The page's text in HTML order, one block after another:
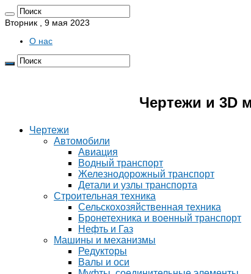
Вторник , 9 мая 2023
О нас
Чертежи и 3D
Чертежи
Автомобили
Авиация
Водный транспорт
Железнодорожный транспорт
Детали и узлы транспорта
Строительная техника
Сельскохозяйственная техника
Бронетехника и военный транспорт
Нефть и Газ
Машины и механизмы
Редукторы
Валы и оси